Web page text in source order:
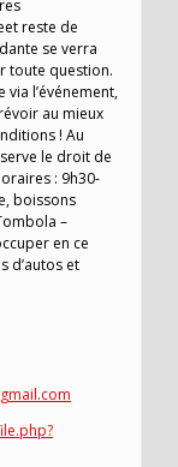
reste de
se verra
toute question.
l’événement,
au mieux
! Au
le droit de
: 9h30-
boissons
–
en ce
d’autos et